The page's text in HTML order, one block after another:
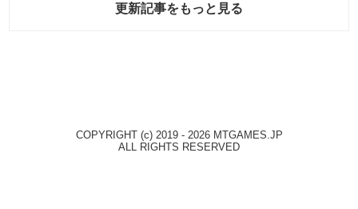
更新記事をもっと見る
COPYRIGHT (c) 2019 - 2026 MTGAMES.JP
ALL RIGHTS RESERVED